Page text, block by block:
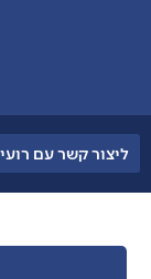
ליצור קשר עם